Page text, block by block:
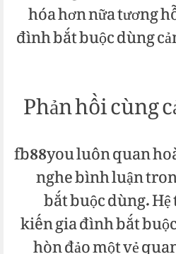
hóa hơn nữa tương
đình bắt buộc dùng
Phản hồi cùng
fb88you luôn quan
nghe bình luận
bắt buộc dùng.
kiến gia đình bắt